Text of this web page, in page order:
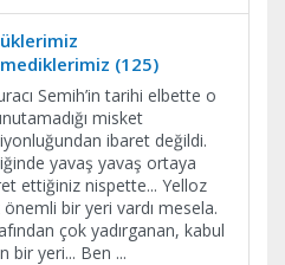
(125)
Semih’in tarihi elbette o
misket
ibaret değildi.
yavaş yavaş ortaya
ettiğiniz nispette... Yelloz
önemli bir yeri vardı mesela.
çok yadırganan, kabul
bir yeri... Ben ...